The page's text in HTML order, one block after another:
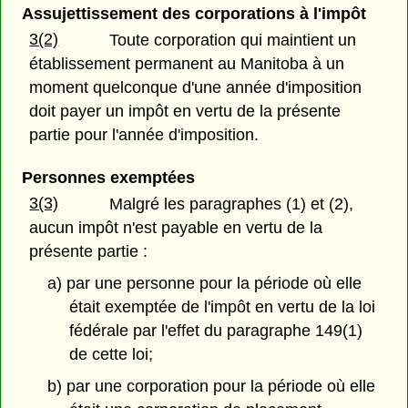
Assujettissement des corporations à l'impôt
3(2)
Toute corporation qui maintient un
établissement permanent au Manitoba à un
moment quelconque d'une année d'imposition
doit payer un impôt en vertu de la présente
partie pour l'année d'imposition.
Personnes exemptées
3(3)
Malgré les paragraphes (1) et (2),
aucun impôt n'est payable en vertu de la
présente partie :
a) par une personne pour la période où elle
était exemptée de l'impôt en vertu de la loi
fédérale par l'effet du paragraphe 149(1)
de cette loi;
b) par une corporation pour la période où elle